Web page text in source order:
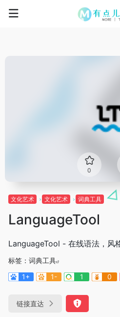
0
文化艺术 文化艺术 词典工具
LanguageTool
LanguageTool - 在线语法，风
标签： 词典工具
1+
1- 1 0
链接直达